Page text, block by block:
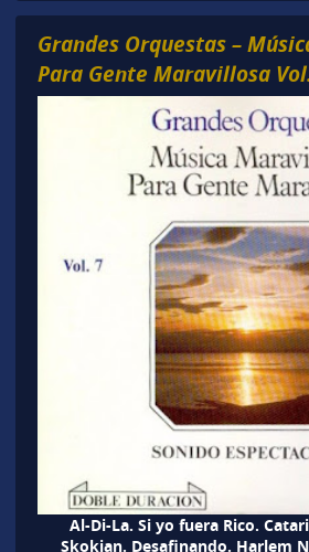
Grandes Orquestas –
Para Gente Maravillosa
Al-Di-La. Si yo fuera Rico.
Skokian. Desafinando. Harlem